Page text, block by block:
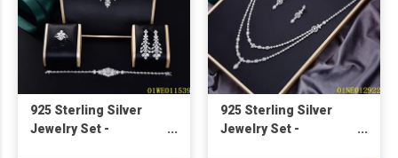
925 Sterling Silver
Jewelry Set -
925 Sterling Silver
Jewelry Set -